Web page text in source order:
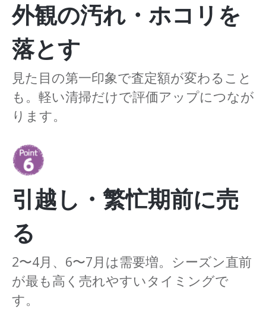
外観の汚れ・ホコリを
落とす
見た目の第一印象で査定額が変わること
も。軽い清掃だけで評価アップにつなが
ります。
引越し・繁忙期前に売
る
2〜4月、6〜7月は需要増。シーズン直前
が最も高く売れやすいタイミングで
す。